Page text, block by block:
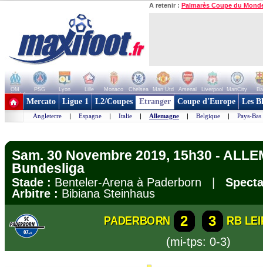
A retenir : Palmarès Coupe du
OM PSG Lyon Lille Monaco Chelsea Man Utd Arsenal Liverpool ManCity
+ de clubs
Mercato Ligue 1 L2/Coupes Etranger Coupe d'Europe Les
Angleterre | Espagne | Italie | Allemagne | Belgique | Pays-Bas
Sam. 30 Novembre 2019, 15h30 -
Bundesliga
Stade : Benteler-Arena à Paderborn |
Arbitre : Bibiana Steinhaus
PADERBORN 2 3
RB
(mi-tps: 0-3)